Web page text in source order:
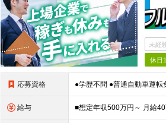
未経
休日
応募資格
給与